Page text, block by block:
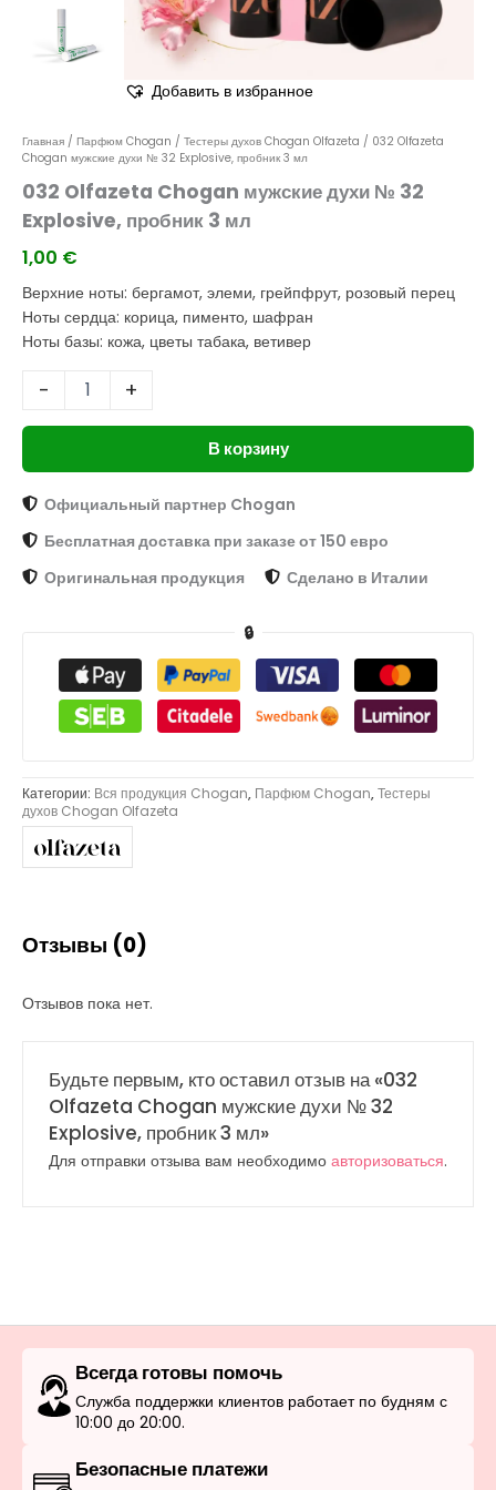
Добавить в избранное
Главная / Парфюм Chogan / Тестеры духов Chogan Olfazeta / 032 Olfazeta
Chogan мужские духи № 32 Explosive, пробник 3 мл
032 Olfazeta Chogan мужские духи № 32
Explosive, пробник 3 мл
1,00 €
Верхние ноты: бергамот, элеми, грейпфрут, розовый перец
Ноты сердца: корица, пименто, шафран
Ноты базы: кожа, цветы табака, ветивер
- +
В корзину
Официальный партнер Chogan
Бесплатная доставка при заказе от 150 евро
Оригинальная продукция
Сделано в Италии
🔒
Категории: Вся продукция Chogan, Парфюм Chogan,Тестеры
духов Chogan Olfazeta
Отзывы (0)
Отзывов пока нет.
Будьте первым, кто оставил отзыв на «032
Olfazeta Chogan мужские духи № 32
Explosive, пробник 3 мл»
Для отправки отзыва вам необходимо авторизоваться.
Всегда готовы помочь
Служба поддержки клиентов работает по будням с
10:00 до 20:00.
Безопасные платежи